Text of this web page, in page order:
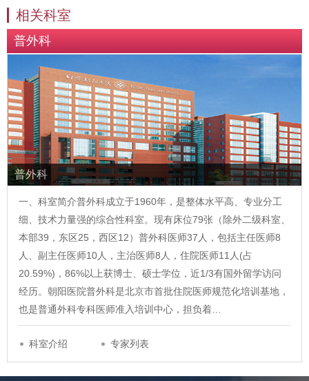
相关科室
普外科
普外科
一、科室简介普外科成立于1960年，是整体水平高、专业分工
细、技术力量强的综合性科室。现有床位79张（除外二级科室、
本部39，东区25，西区12）普外科医师37人，包括主任医师8
人、副主任医师10人，主治医师8人，住院医师11人(占
20.59%)，86%以上获博士、硕士学位，近1/3有国外留学访问
经历。朝阳医院普外科是北京市首批住院医师规范化培训基地，
也是普通外科专科医师准入培训中心，担负着…
科室介绍 专家列表